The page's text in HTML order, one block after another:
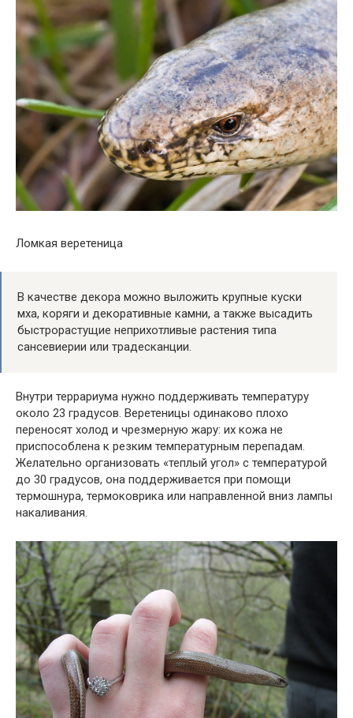
Ломкая веретеница
В качестве декора можно выложить крупные куски
мха, коряги и декоративные камни, а также высадить
быстрорастущие неприхотливые растения типа
сансевиерии или традесканции.
Внутри террариума нужно поддерживать температуру
около 23 градусов. Веретеницы одинаково плохо
переносят холод и чрезмерную жару: их кожа не
приспособлена к резким температурным перепадам.
Желательно организовать «теплый угол» с температурой
до 30 градусов, она поддерживается при помощи
термошнура, термоковрика или направленной вниз лампы
накаливания.